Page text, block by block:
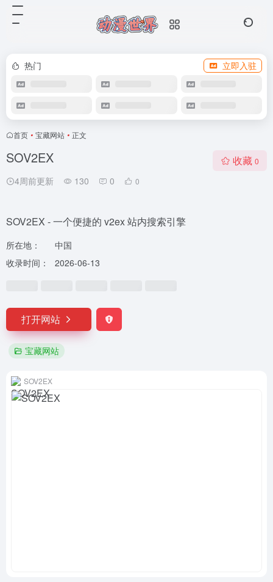
热门 立即入驻
首页 • 宝藏网站 • 正文
SOV2EX
4周前更新 130 0 0
收藏 0
SOV2EX - 一个便捷的 v2ex 站内搜索引擎
所在地：
中国
收录时间：
2026-06-13
打开网站
宝藏网站
SOV2EX